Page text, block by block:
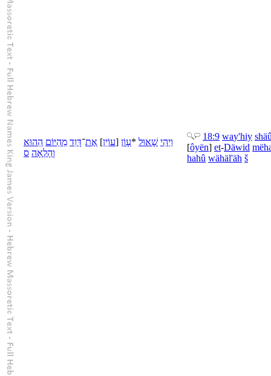
וַיְהִי שָׁאוּל *עָוֹן [עוֹיֵן] אֶת־דָּוִד מֵהַיּוֹם הַהוּא
וָהָלְאָה ס
18:9 way'hiy
[ôyën] et-Däwid më
hahû wähäl'äh š